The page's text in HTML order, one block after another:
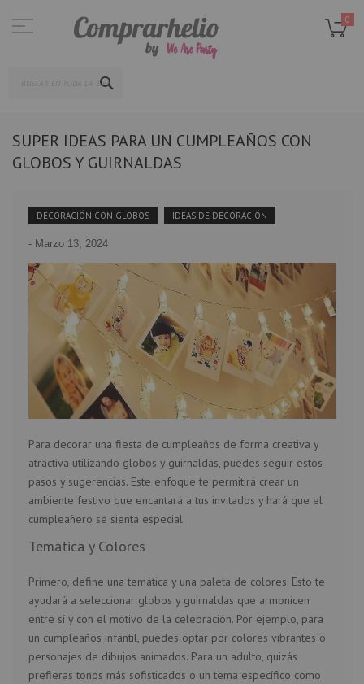
al
contenido
0
SUPER IDEAS PARA UN CUMPLEAÑOS CON
GLOBOS Y GUIRNALDAS
DECORACIÓN CON GLOBOS IDEAS DE DECORACIÓN
- Marzo 13, 2024
Para decorar una fiesta de cumpleaños de forma creativa y
atractiva utilizando globos y guirnaldas, puedes seguir estos
pasos y sugerencias. Este enfoque te permitirá crear un
ambiente festivo que encantará a tus invitados y hará que el
cumpleañero se sienta especial.
Temática y Colores
Primero, define una temática y una paleta de colores. Esto te
ayudará a seleccionar globos y guirnaldas que armonicen
entre sí y con el motivo de la celebración. Por ejemplo, para
un cumpleaños infantil, puedes optar por colores vibrantes o
personajes de dibujos animados. Para un adulto, quizás
prefieras tonos más sofisticados o un tema específico como